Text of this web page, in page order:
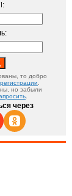
то добро
но забыли
через